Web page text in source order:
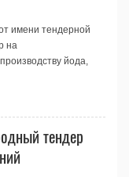
имени тендерной
на
йода,
тендер